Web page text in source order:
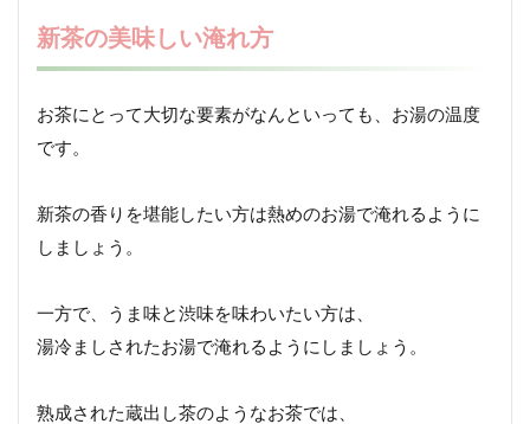
新茶の美味しい淹れ方
お茶にとって大切な要素がなんといっても、お湯の温度
です。
新茶の香りを堪能したい方は熱めのお湯で淹れるように
しましょう。
一方で、うま味と渋味を味わいたい方は、
湯冷ましされたお湯で淹れるようにしましょう。
熟成された蔵出し茶のようなお茶では、